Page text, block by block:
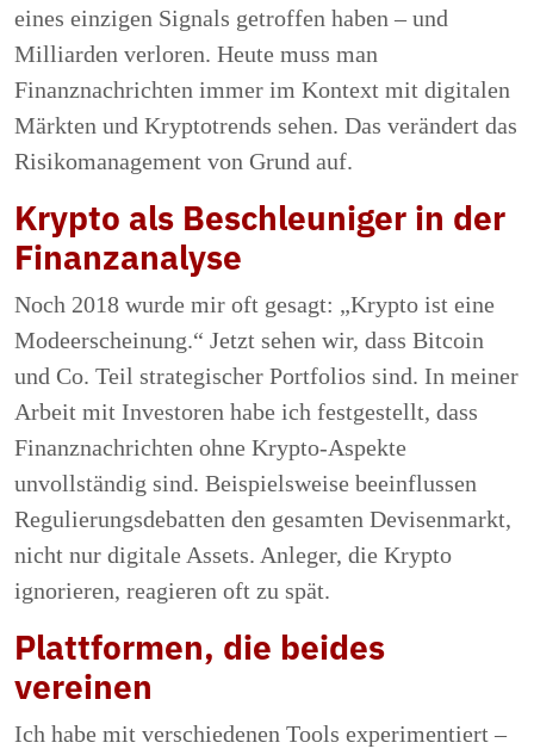
eines einzigen Signals getroffen haben – und
Milliarden verloren. Heute muss man
Finanznachrichten immer im Kontext mit digitalen
Märkten und Kryptotrends sehen. Das verändert das
Risikomanagement von Grund auf.
Krypto als Beschleuniger in der
Finanzanalyse
Noch 2018 wurde mir oft gesagt: „Krypto ist eine
Modeerscheinung.“ Jetzt sehen wir, dass Bitcoin
und Co. Teil strategischer Portfolios sind. In meiner
Arbeit mit Investoren habe ich festgestellt, dass
Finanznachrichten ohne Krypto-Aspekte
unvollständig sind. Beispielsweise beeinflussen
Regulierungsdebatten den gesamten Devisenmarkt,
nicht nur digitale Assets. Anleger, die Krypto
ignorieren, reagieren oft zu spät.
Plattformen, die beides
vereinen
Ich habe mit verschiedenen Tools experimentiert –